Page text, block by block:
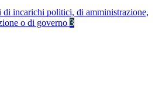
di incarichi politici, di amministrazione,
o di governo 3